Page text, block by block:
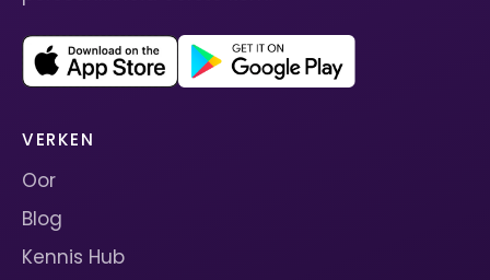
VERKEN
Oor
Blog
Kennis Hub